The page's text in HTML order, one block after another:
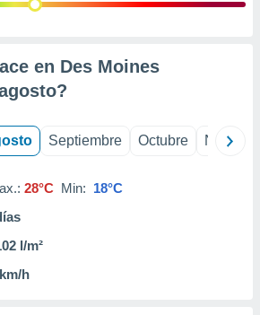
en Des Moines
?
Septiembre Octubre
28°C Min: 18°C
l/m²
h